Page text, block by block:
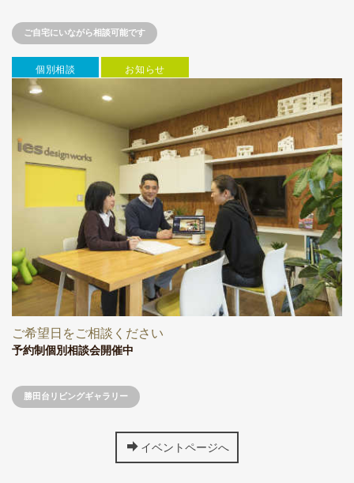
ご自宅にいながら相談可能です
個別相談 お知らせ
ご希望日をご相談ください
予約制個別相談会開催中
勝田台リビングギャラリー
イベントページへ